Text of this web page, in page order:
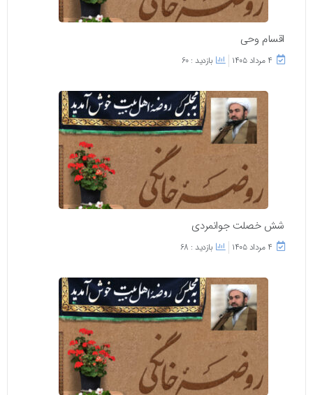
اقسام وحی
۴ مرداد ۱۴۰۵ بازدید : 60
شش خصلت جوانمردی
۴ مرداد ۱۴۰۵ بازدید : 68